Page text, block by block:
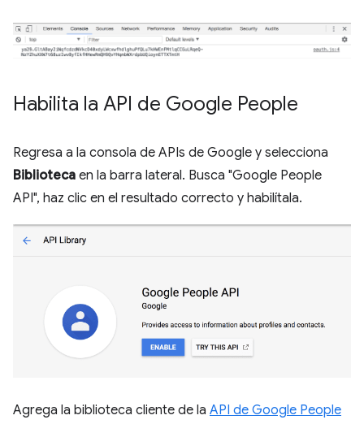
Habilita la API de Google People
Regresa a la consola de APIs de Google y selecciona
Biblioteca en la barra lateral. Busca "Google People
API", haz clic en el resultado correcto y habilítala.
Agrega la biblioteca cliente de la API de Google People